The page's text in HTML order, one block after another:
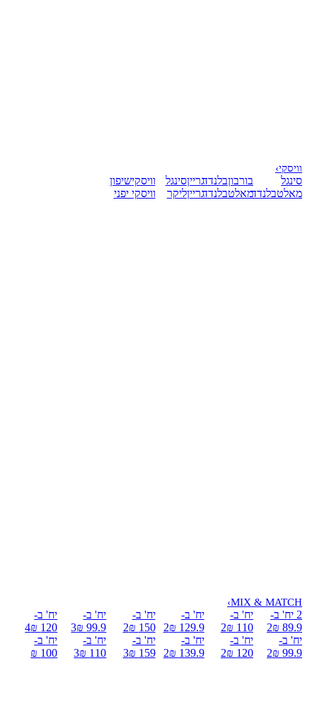
וויסקי›
סינגל
מאלטבלנדד
בורבוןבלנדד
מאלטבלנדד
גרייןסינגל
גרייןליקר
וויסקישיפון
וויסקי יפני
MIX & MATCH
›
2 יח' ב-
89.9 ₪
2
יח' ב-
99.9 ₪
2
יח' ב-
110 ₪
2
יח' ב-
120 ₪
2
יח' ב-
129.9 ₪
2
יח' ב-
139.9 ₪
2
יח' ב-
150 ₪
2
יח' ב-
159 ₪
3
יח' ב-
99.9 ₪
3
יח' ב-
110 ₪
3
יח' ב-
120 ₪
4
יח' ב-
100 ₪